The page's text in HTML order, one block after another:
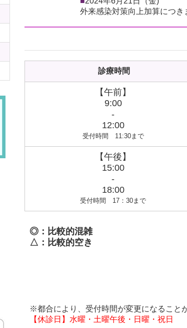
外来感染対策向上加算につき
当院は組織的な感染防止対
上記加算6点を月1回限り算
外来診療時の感染対策をよ
■2024年5月16日（木)
マイナンバーカード
受診の際は、マイナンバー
2024年4月1日（月)
感染症状(発熱、咽頭痛、
通常診療時間に来院くださ
来院時は一般診療とは別
診察をしますので受付に
202３年1月19日
予防接種・4カ月検診・健診
主治医ドットコム(
http://www.shujii.com/
オンライン資格確認システム
当院に導入されました。
予防接種・健診・内視鏡検
ネット予約が可能になりまし
予約方法の詳しい説明はこち
■ 2021年1月24日
診療時間
【午前】
9:00
-
12:00
受付時間 11:30まで
【午後】
15:00
-
18:00
受付時間 17：30まで
◎：比較的混雑
△：比較的空き
※都合により、受付時間が変更になること
【休診日】水曜・土曜午後・日曜・祝日